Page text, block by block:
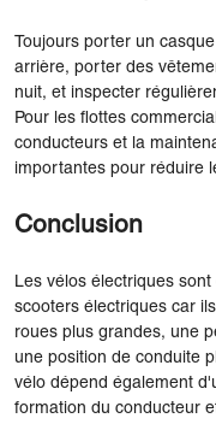
Toujours porter un
arrière, porter des
nuit, et inspecter
Pour les flottes
conducteurs et la
importantes pour réduire
Conclusion
Les vélos électriques
scooters électriques car
roues plus grandes, une
une position de conduite
vélo dépend également
formation du conducteur